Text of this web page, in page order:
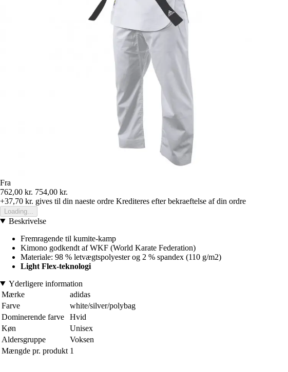
Fra
762,00 kr. 754,00 kr.
+37,70 kr. gives til din naeste ordre Krediteres efter bekraeftelse af din ordre
Loading...
Beskrivelse
Fremragende til kumite-kamp
Kimono godkendt af WKF (World Karate Federation)
Materiale: 98 % letvægtspolyester og 2 % spandex (110 g/m2)
Light Flex-teknologi
Yderligere information
Mærke
adidas
Farve
white/silver/polybag
Dominerende farve
Hvid
Køn
Unisex
Aldersgruppe
Voksen
Mængde pr. produkt 1